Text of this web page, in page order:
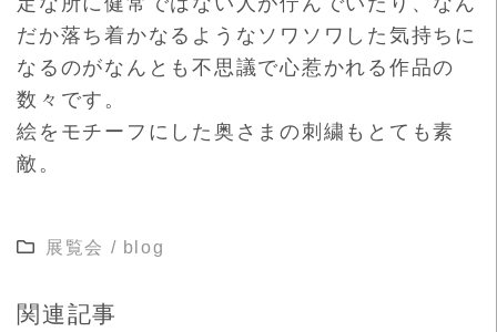
だか落ち着かなるようなソワソワした気持ちに
なるのがなんと も不思議で心惹かれる作品の
数々です。
絵をモチーフにした奥さまの刺繍もとても素
敵。
展覧会 / blog
関連記事